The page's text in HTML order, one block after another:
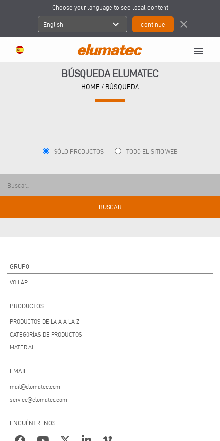
Choose your language to see local content
English expand_more close
menu
BÚSQUEDA ELUMATEC
HOME / BÚSQUEDA
SÓLO PRODUCTOS TODO EL SITIO WEB
GRUPO
VOILÀP
PRODUCTOS
PRODUCTOS DE LA A A LA Z
CATEGORÍAS DE PRODUCTOS
MATERIAL
EMAIL
mail@elumatec.com
service@elumatec.com
ENCUÉNTRENOS